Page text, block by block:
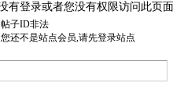
有登录或者您没有权限访问此页
帖子ID非法
还不是站点会员,请先登录站点